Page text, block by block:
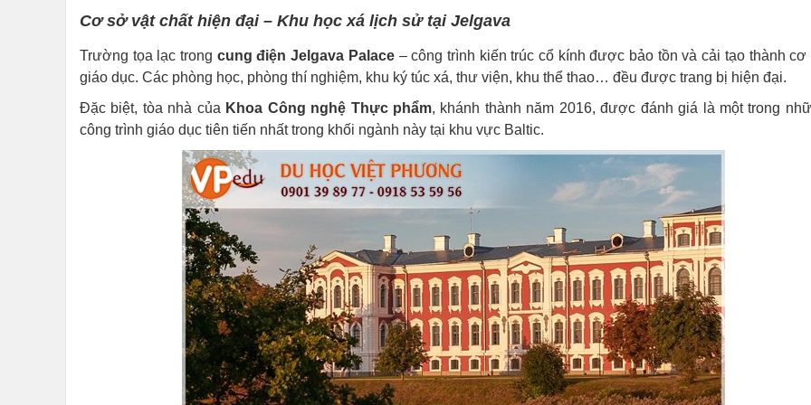
Cơ sở vật chất hiện đại – Khu học xá lịch sử tại Jelgava
Trường tọa lạc trong cung điện Jelgava Palace– công trình kiến trúc cổ kính được bảo tồn và cải tạo thành cơ
giáo dục. Các phòng học, phòng thí nghiệm, khu ký túc xá, thư viện, khu thể thao… đều được trang bị hiện đại.
Đặc biệt, tòa nhà của Khoa Công nghệ Thực phẩm, khánh thành năm 2016, được đánh giá là một trong
công trình giáo dục tiên tiến nhất trong khối ngành này tại khu vực Baltic.